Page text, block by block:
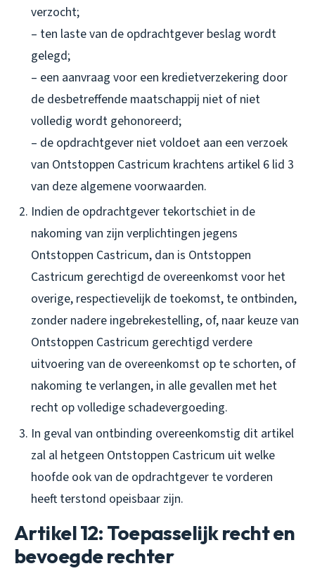
verzocht;
– ten laste van de opdrachtgever beslag wordt
gelegd;
– een aanvraag voor een kredietverzekering door
de desbetreffende maatschappij niet of niet
volledig wordt gehonoreerd;
– de opdrachtgever niet voldoet aan een verzoek
van Ontstoppen Castricum krachtens artikel 6 lid 3
van deze algemene voorwaarden.
Indien de opdrachtgever tekortschiet in de
nakoming van zijn verplichtingen jegens
Ontstoppen Castricum, dan is Ontstoppen
Castricum gerechtigd de overeenkomst voor het
overige, respectievelijk de toekomst, te ontbinden,
zonder nadere ingebrekestelling, of, naar keuze van
Ontstoppen Castricum gerechtigd verdere
uitvoering van de overeenkomst op te schorten, of
nakoming te verlangen, in alle gevallen met het
recht op volledige schadevergoeding.
In geval van ontbinding overeenkomstig dit artikel
zal al hetgeen Ontstoppen Castricum uit welke
hoofde ook van de opdrachtgever te vorderen
heeft terstond opeisbaar zijn.
Artikel 12: Toepasselijk recht en
bevoegde rechter